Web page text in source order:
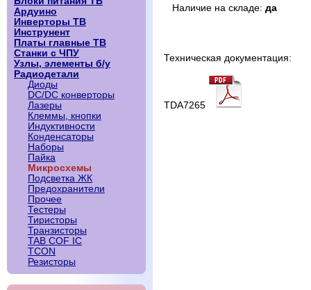
Ардуино
Инверторы ТВ
Инструнент
Платы главные ТВ
Станки с ЧПУ
Узлы, элементы б/у
Радиодетали
Диоды
DC/DC конверторы
Лазеры
Клеммы, кнопки
Индуктивности
Конденсаторы
Наборы
Пайка
Микросхемы
Подсветка ЖК
Предохранители
Прочее
Тестеры
Тиристоры
Транзисторы
TAB COF IC
TCON
Резисторы
Наличие на складе: да
Техническая документация:
TDA7265